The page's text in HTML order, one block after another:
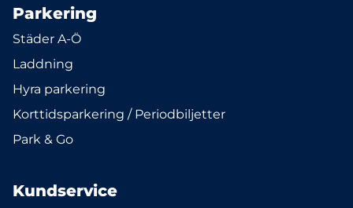
Parkering
Städer A-Ö
Laddning
Hyra parkering
Korttidsparkering / Periodbiljetter
Park & Go
Kundservice